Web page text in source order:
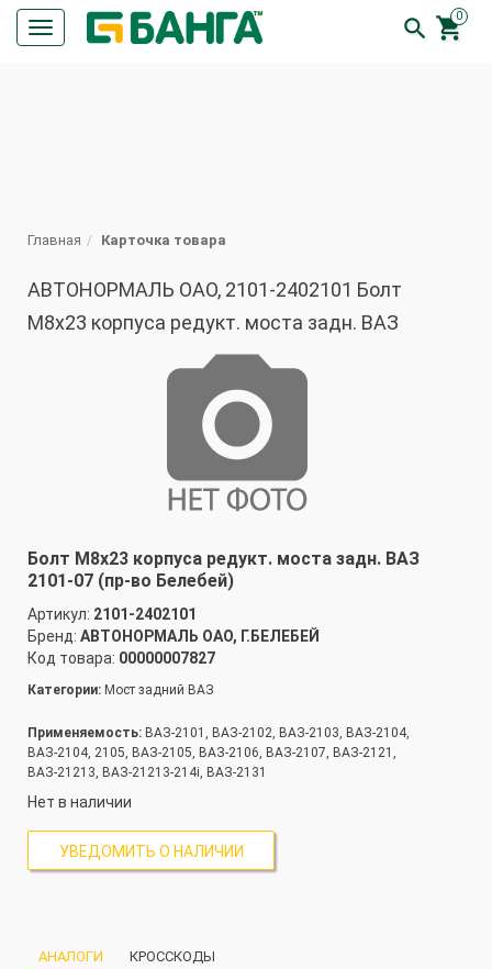
Кнопка
меню
0


Главная Карточка товара
АВТОНОРМАЛЬ ОАО, 2101-2402101 Болт
М8х23 корпуса редукт. моста задн. ВАЗ
Болт М8х23 корпуса редукт. моста задн. ВАЗ
2101-07 (пр-во Белебей)
Артикул: 2101-2402101
Бренд: АВТОНОРМАЛЬ ОАО, Г.БЕЛЕБЕЙ
Код товара: 00000007827
Категории: Мост задний ВАЗ
Применяемость: ВАЗ-2101, ВАЗ-2102, ВАЗ-2103, ВАЗ-2104,
ВАЗ-2104, 2105, ВАЗ-2105, ВАЗ-2106, ВАЗ-2107, ВАЗ-2121,
ВАЗ-21213, ВАЗ-21213-214i, ВАЗ-2131
Нет в наличии
УВЕДОМИТЬ О НАЛИЧИИ
АНАЛОГИ КРОССКОДЫ